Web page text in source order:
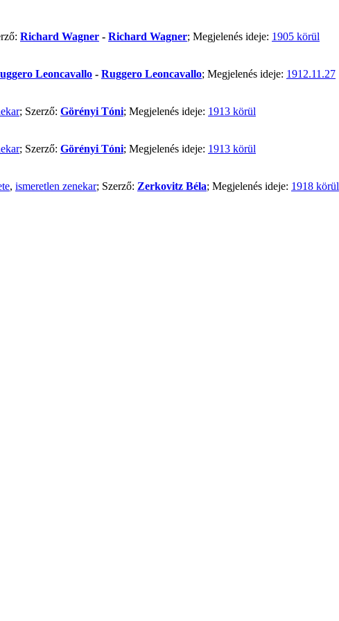
Richard Wagner - Richard Wagner; Megjelenés ideje: 1905 körül
Leoncavallo - Ruggero Leoncavallo; Megjelenés ideje: 1912.11.27
; Szerző: Görényi Tóni; Megjelenés ideje: 1913 körül
; Szerző: Görényi Tóni; Megjelenés ideje: 1913 körül
, ismeretlen zenekar; Szerző: Zerkovitz Béla; Megjelenés ideje: 1918 körül